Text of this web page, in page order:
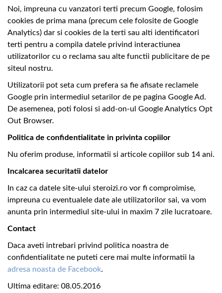
Noi, impreuna cu vanzatori terti precum Google, folosim
cookies de prima mana (precum cele folosite de Google
Analytics) dar si cookies de la terti sau alti identificatori
terti pentru a compila datele privind interactiunea
utilizatorilor cu o reclama sau alte functii publicitare de pe
siteul nostru.
Utilizatorii pot seta cum prefera sa fie afisate reclamele
Google prin intermediul setarilor de pe pagina Google Ad.
De asemenea, poti folosi si add-on-ul Google Analytics Opt
Out Browser.
Politica de confidentialitate in privinta copiilor
Nu oferim produse, informatii si articole copiilor sub 14 ani.
Incalcarea securitatii datelor
In caz ca datele site-ului steroizi.ro vor fi comproimise,
impreuna cu eventualele date ale utilizatorilor sai, va vom
anunta prin intermediul site-ului in maxim 7 zile lucratoare.
Contact
Daca aveti intrebari privind politica noastra de
confidentialitate ne puteti cere mai multe informatii la
adresa noasta de Facebook.
Ultima editare: 08.05.2016